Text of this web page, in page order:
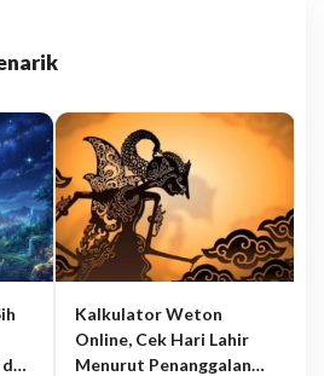
Kalkulator Weton
Online, Cek Hari Lahir
Menurut Penanggalan